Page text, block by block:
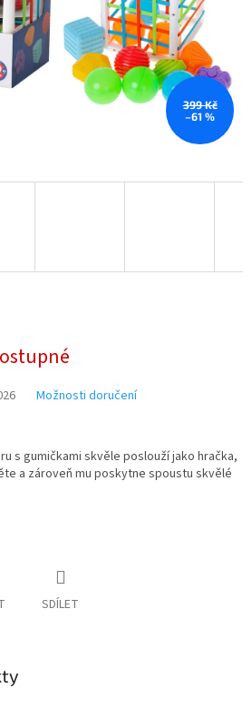
399 Kč
–61 %
Možnosti doručení
s gumičkami skvěle poslouží jako hračka,
a zároveň mu poskytne spoustu skvělé
SDÍLET